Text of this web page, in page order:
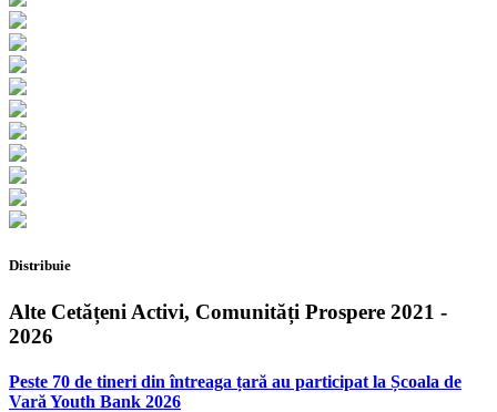
Distribuie
Alte Cetățeni Activi, Comunități Prospere 2021 -
2026
Peste 70 de tineri din întreaga țară au participat la Școala de
Vară Youth Bank 2026